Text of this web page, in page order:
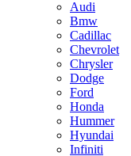
Audi
Bmw
Cadillac
Chevrolet
Chrysler
Dodge
Ford
Honda
Hummer
Hyundai
Infiniti